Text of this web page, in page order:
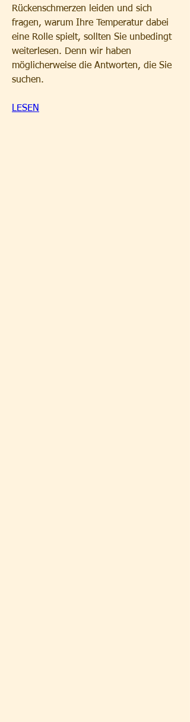
Rückenschmerzen leiden und sich
fragen, warum Ihre Temperatur dabei
eine Rolle spielt, sollten Sie unbedingt
weiterlesen. Denn wir haben
möglicherweise die Antworten, die Sie
suchen.
LESEN